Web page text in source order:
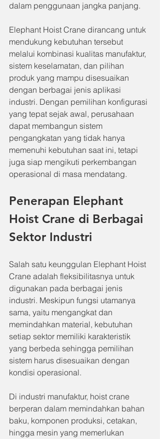
dalam penggunaan jangka panjang.
Elephant Hoist Crane dirancang untuk
mendukung kebutuhan tersebut
melalui kombinasi kualitas manufaktur,
sistem keselamatan, dan pilihan
produk yang mampu disesuaikan
dengan berbagai jenis aplikasi
industri. Dengan pemilihan konfigurasi
yang tepat sejak awal, perusahaan
dapat membangun sistem
pengangkatan yang tidak hanya
memenuhi kebutuhan saat ini, tetapi
juga siap mengikuti perkembangan
operasional di masa mendatang.
Penerapan Elephant
Hoist Crane di Berbagai
Sektor Industri
Salah satu keunggulan Elephant Hoist
Crane adalah fleksibilitasnya untuk
digunakan pada berbagai jenis
industri. Meskipun fungsi utamanya
sama, yaitu mengangkat dan
memindahkan material, kebutuhan
setiap sektor memiliki karakteristik
yang berbeda sehingga pemilihan
sistem harus disesuaikan dengan
kondisi operasional.
Di industri manufaktur, hoist crane
berperan dalam memindahkan bahan
baku, komponen produksi, cetakan,
hingga mesin yang memerlukan